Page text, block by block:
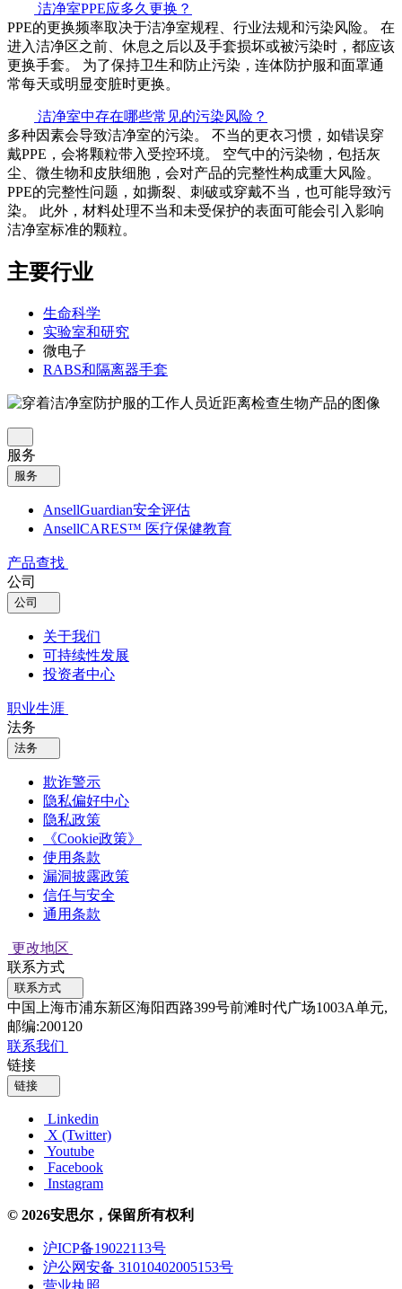
洁净室PPE应多久更换？
PPE的更换频率取决于洁净室规程、行业法规和污染风险。 在
进入洁净区之前、休息之后以及手套损坏或被污染时，都应该
更换手套。 为了保持卫生和防止污染，连体防护服和面罩通
常每天或明显变脏时更换。
洁净室中存在哪些常见的污染风险？
多种因素会导致洁净室的污染。 不当的更衣习惯，如错误穿
戴PPE，会将颗粒带入受控环境。 空气中的污染物，包括灰
尘、微生物和皮肤细胞，会对产品的完整性构成重大风险。
PPE的完整性问题，如撕裂、刺破或穿戴不当，也可能导致污
染。 此外，材料处理不当和未受保护的表面可能会引入影响
洁净室标准的颗粒。
主要行业
生命科学
实验室和研究
微电子
RABS和隔离器手套
服务
服务
AnsellGuardian安全评估
AnsellCARES™ 医疗保健教育
产品查找
公司
公司
关于我们
可持续性发展
投资者中心
职业生涯
法务
法务
欺诈警示
隐私偏好中心
隐私政策
《Cookie政策》
使用条款
漏洞披露政策
信任与安全
通用条款
更改地区
联系方式
联系方式
中国上海市浦东新区海阳西路399号前滩时代广场1003A单元,
邮编:200120
联系我们
链接
链接
Linkedin
X (Twitter)
Youtube
Facebook
Instagram
© 2026安思尔，保留所有权利
沪ICP备19022113号
沪公网安备 31010402005153号
营业执照